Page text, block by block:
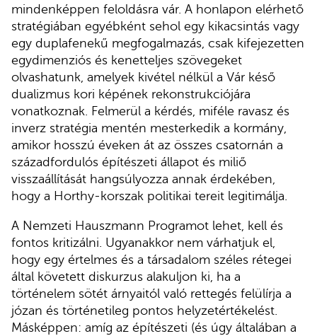
mindenképpen feloldásra vár. A honlapon elérhető
stratégiában egyébként sehol egy kikacsintás vagy
egy duplafenekű megfogalmazás, csak kifejezetten
egydimenziós és kenetteljes szövegeket
olvashatunk, amelyek kivétel nélkül a Vár késő
dualizmus kori képének rekonstrukciójára
vonatkoznak. Felmerül a kérdés, miféle ravasz és
inverz stratégia mentén mesterkedik a kormány,
amikor hosszú éveken át az összes csatornán a
századfordulós építészeti állapot és miliő
visszaállítását hangsúlyozza annak érdekében,
hogy a Horthy-korszak politikai tereit legitimálja.
A Nemzeti Hauszmann Programot lehet, kell és
fontos kritizálni. Ugyanakkor nem várhatjuk el,
hogy egy értelmes és a társadalom széles rétegei
által követett diskurzus alakuljon ki, ha a
történelem sötét árnyaitól való rettegés felülírja a
józan és történetileg pontos helyzetértékelést.
Másképpen: amíg az építészeti (és úgy általában a